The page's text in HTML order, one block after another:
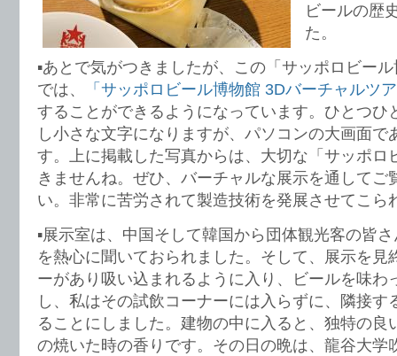
ビールの歴
た。
▪️あとで気がつきましたが、この「サッポロビー
では、
「サッポロビール博物館 3Dバーチャルツ
することができるようになっています。ひとつひ
し小さな文字になりますが、パソコンの大画面で
す。上に掲載した写真からは、大切な「サッポロ
きませんね。ぜひ、バーチャルな展示を通してご
い。非常に苦労されて製造技術を発展させてこら
▪️展示室は、中国そして韓国から団体観光客の皆
を熱心に聞いておられました。そして、展示を見
ーがあり吸い込まれるように入り、ビールを味わ
し、私はその試飲コーナーには入らずに、隣接す
ることにしました。建物の中に入ると、独特の良
の焼いた時の香りです。その日の晩は、龍谷大学